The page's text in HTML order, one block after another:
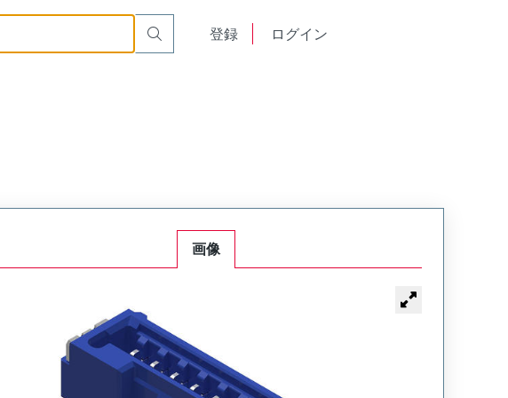
登録 ログイン
5055681674
画像